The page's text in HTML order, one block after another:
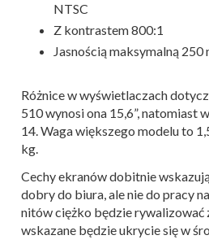
NTSC
Z kontrastem 800:1
Jasnością maksymalną 250
Różnice w wyświetlaczach
510 wynosi ona 15,6”, natomiast
14. Waga większego modelu to
kg.
Cechy ekranów dobitnie
dobry do biura, ale nie do pracy
nitów ciężko będzie rywalizować
wskazane będzie ukrycie się w